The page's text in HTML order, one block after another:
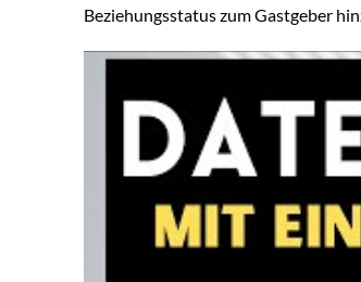
Beziehungsstatus zum Gastgeber